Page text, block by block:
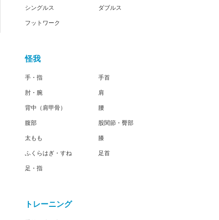
シングルス
フットワーク
ダブルス
怪我
手・指
肘・腕
背中（肩甲骨）
腹部
太もも
ふくらはぎ・すね
足・指
手首
肩
腰
股関節・臀部
膝
足首
トレーニング